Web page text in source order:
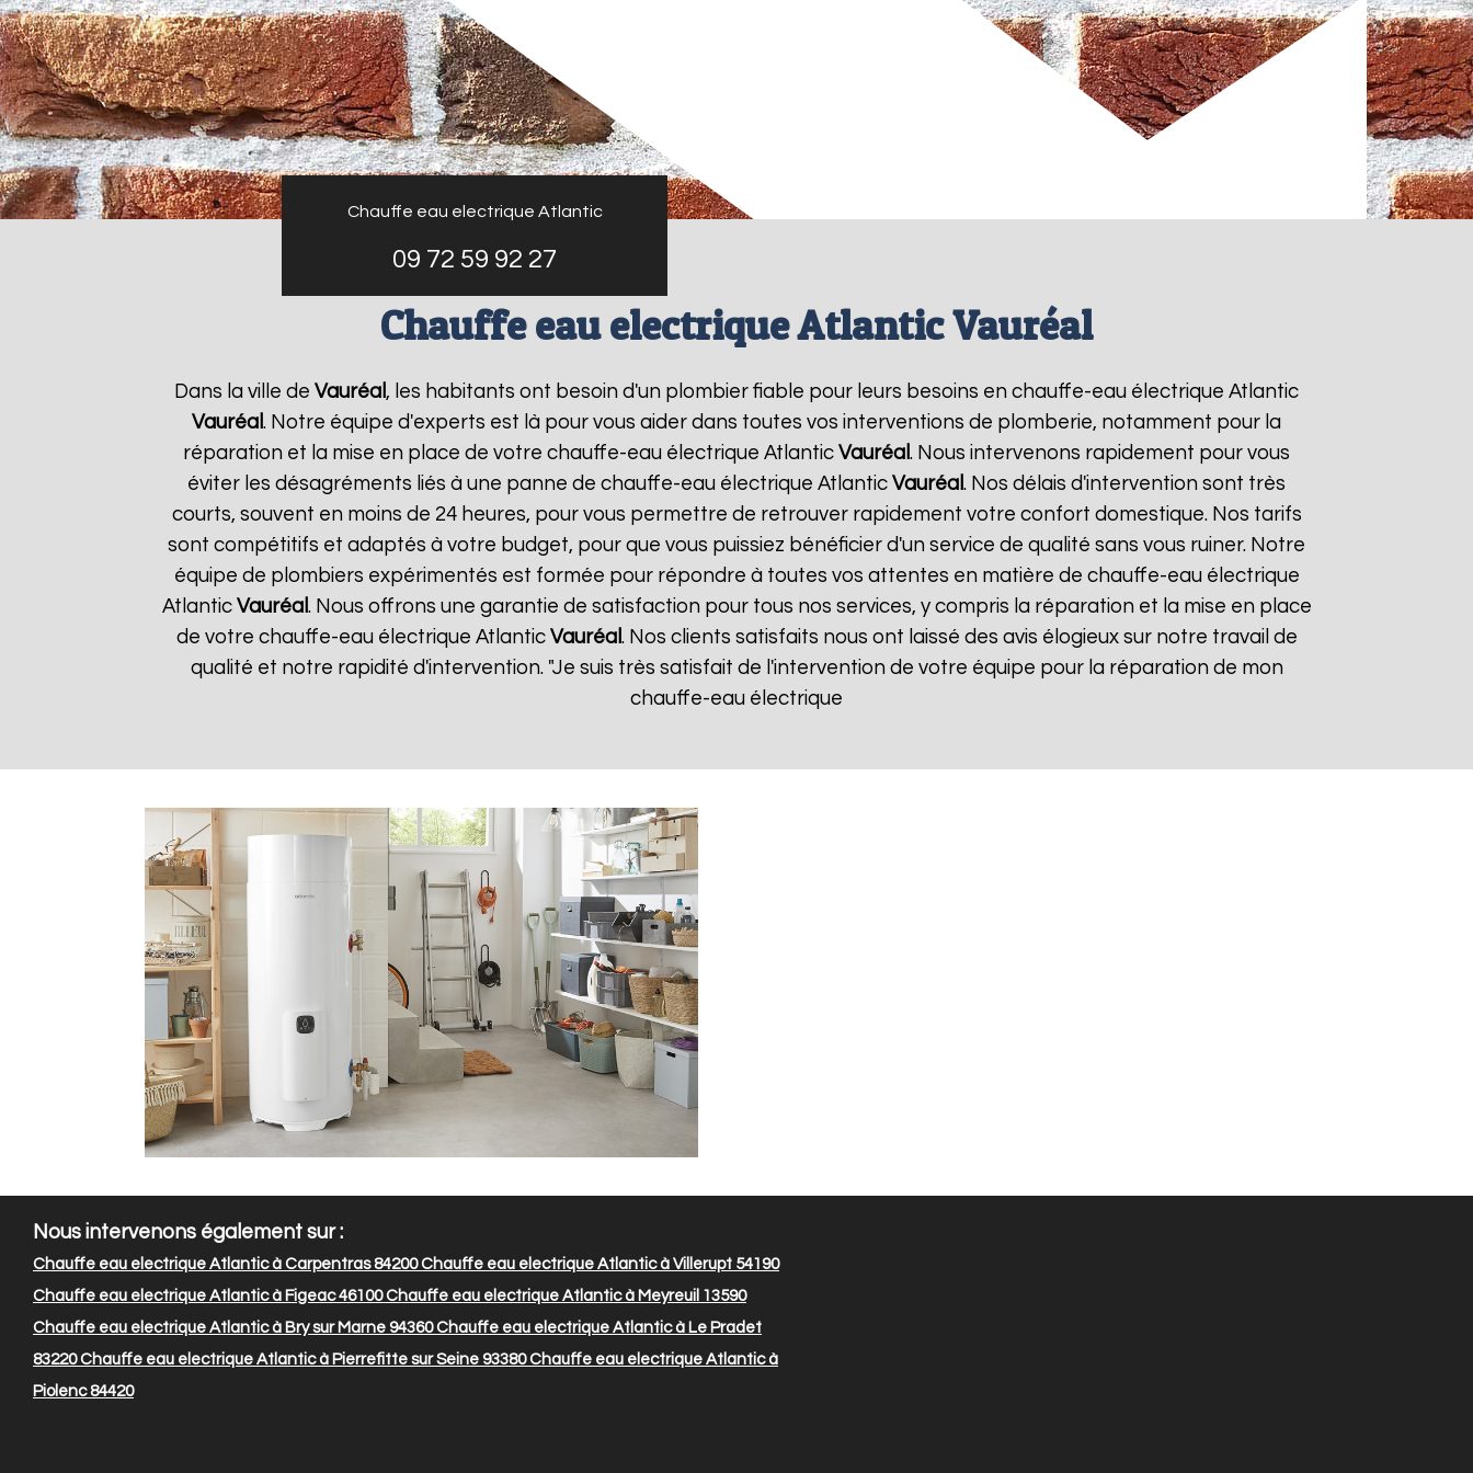
Chauffe eau electrique Atlantic
09 72 59 92 27
Chauffe eau electrique Atlantic Vauréal
Dans la ville de Vauréal , les habitants ont besoin d'un plombier fiable pour leurs besoins en chauffe-eau électrique Atlantic
Vauréal . Notre équipe d'experts est là pour vous aider dans toutes vos interventions de plomberie, notamment pour la
réparation et la mise en place de votre chauffe-eau électrique Atlantic Vauréal . Nous intervenons rapidement pour vous
éviter les désagréments liés à une panne de chauffe-eau électrique Atlantic Vauréal . Nos délais d'intervention sont très
courts, souvent en moins de 24 heures, pour vous permettre de retrouver rapidement votre confort domestique. Nos tarifs
sont compétitifs et adaptés à votre budget, pour que vous puissiez bénéficier d'un service de qualité sans vous ruiner. Notre
équipe de plombiers expérimentés est formée pour répondre à toutes vos attentes en matière de chauffe-eau électrique
Atlantic Vauréal . Nous offrons une garantie de satisfaction pour tous nos services, y compris la réparation et la mise en place
de votre chauffe-eau électrique Atlantic Vauréal . Nos clients satisfaits nous ont laissé des avis élogieux sur notre travail de
qualité et notre rapidité d'intervention. "Je suis très satisfait de l'intervention de votre équipe pour la réparation de mon
chauffe-eau électrique
Nous intervenons également sur :
Chauffe eau electrique Atlantic à Carpentras 84200Chauffe eau electrique Atlantic à Villerupt 54190
Chauffe eau electrique Atlantic à Figeac 46100Chauffe eau electrique Atlantic à Meyreuil 13590
Chauffe eau electrique Atlantic à Bry sur Marne 94360Chauffe eau electrique Atlantic à Le Pradet
83220Chauffe eau electrique Atlantic à Pierrefitte sur Seine 93380Chauffe eau electrique Atlantic à
Piolenc 84420